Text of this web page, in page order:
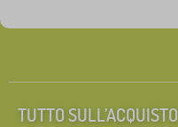
TUTTO SULL’ACQUISTO